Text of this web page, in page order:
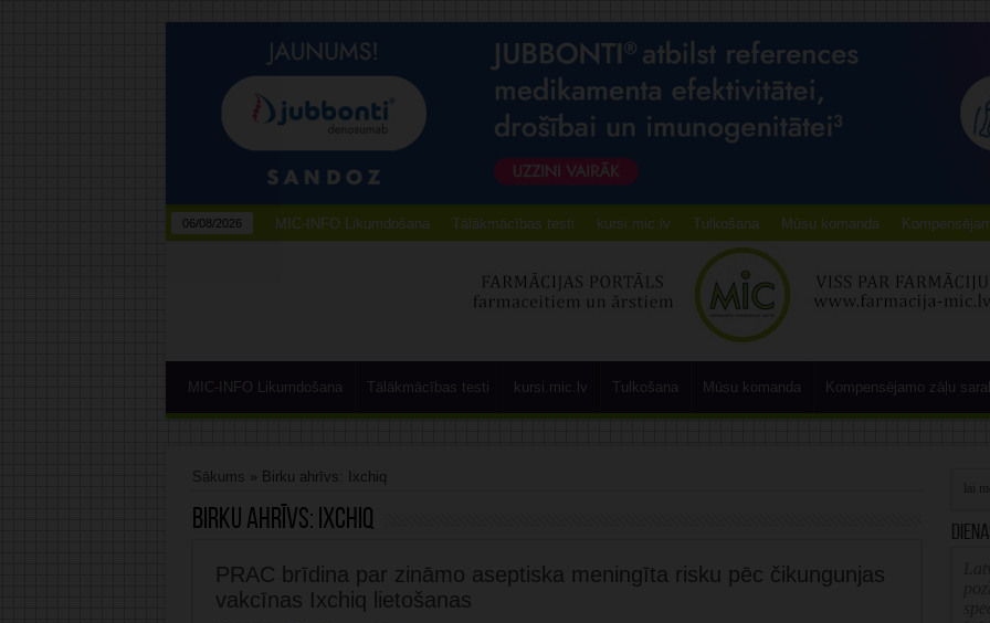
06/08/2026 MIC-INFO Likumdošana Tālākmācības testi kursi.mic.lv Tulkošana Mūsu komanda
MIC-INFO Likumdošana Tālākmācības testi kursi.mic.lv Tulkošana Mūsu komanda Kompensējamo zāļu
Sākums » Birku ahrīvs: Ixchiq
Birku ahrīvs: Ixchiq
PRAC brīdina par zināmo aseptiska meningīta risku pēc čikungunjas
vakcīnas Ixchiq lietošanas